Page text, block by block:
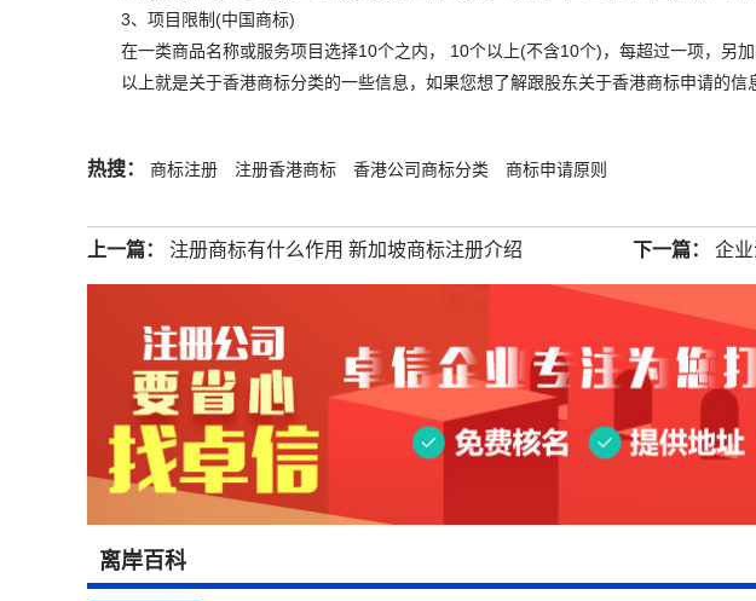
3、项目限制(中国商标)
在一类商品名称或服务项目选择10个之内， 10个以上(不含10个)，每超过一项，另加
以上就是关于香港商标分类的一些信息，如果您想了解跟股东关于香港商标申请的信
热搜： 商标注册 注册香港商标 香港公司商标分类 商标申请原则
上一篇： 注册商标有什么作用 新加坡商标注册介绍 下一篇： 企
离岸百科